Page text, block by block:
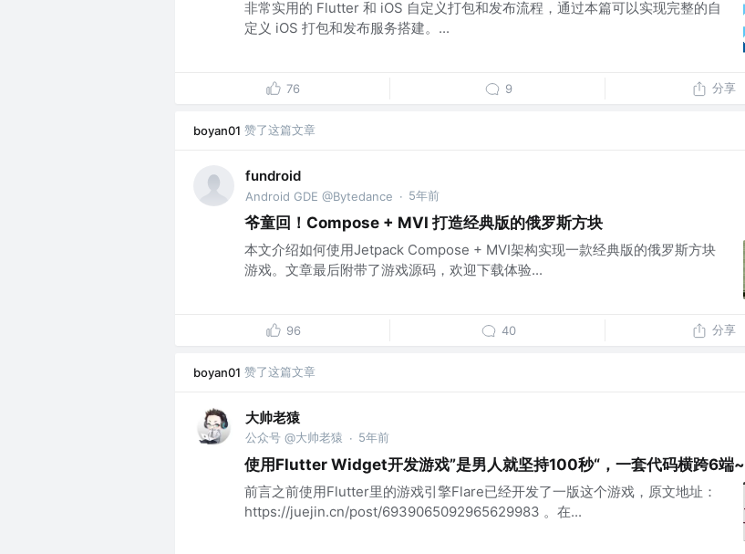
非常实用的 Flutter 和 iOS 自定义打包和发布流程，通过本篇可以实现完整的自
定义 iOS 打包和发布服务搭建。...
76 9 分享
boyan01 赞了这篇文章
fundroid
Android GDE @Bytedance · 5年前
爷童回！Compose + MVI 打造经典版的俄罗斯方块
本文介绍如何使用Jetpack Compose + MVI架构实现一款经典版的俄罗斯方块
游戏。文章最后附带了游戏源码，欢迎下载体验...
96 40 分享
boyan01 赞了这篇文章
大帅老猿
公众号 @大帅老猿 · 5年前
使用Flutter Widget开发游戏”是男人就坚持100秒“，一套代码横跨6端~
前言之前使用Flutter里的游戏引擎Flare已经开发了一版这个游戏，原文地址：
https://juejin.cn/post/6939065092965629983 。在...